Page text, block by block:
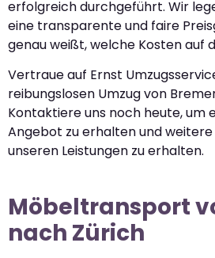
erfolgreich durchgeführt. Wir
eine transparente und faire
genau weißt, welche Kosten auf
Vertraue auf Ernst
reibungslosen Umzug von
Kontaktiere uns noch heute, um
Angebot zu erhalten und
unseren Leistungen zu erhalten.
Möbeltransport
nach Zürich